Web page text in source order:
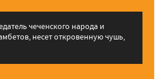
чеченского народа и
несет откровенную чушь,